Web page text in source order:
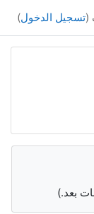
(تسجيل الدخول)
بعد.)